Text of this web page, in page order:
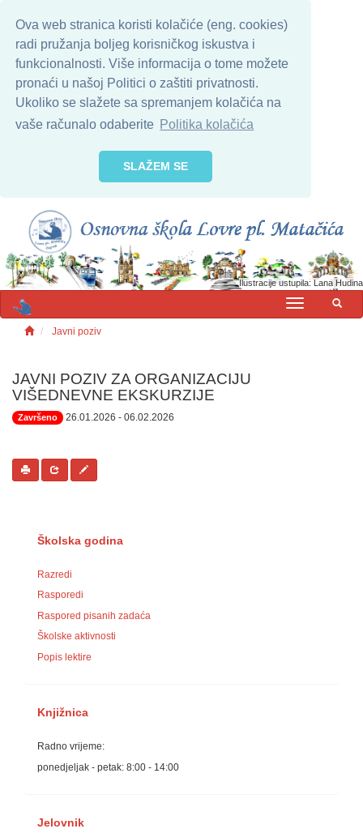
Ova web stranica koristi kolačiće (eng. cookies)
radi pružanja boljeg korisničkog iskustva i
funkcionalnosti. Više informacija o tome možete
pronaći u našoj Politici o zaštiti privatnosti.
Ukoliko se slažete sa spremanjem kolačića na
vaše računalo odaberite Politika kolačića
SLAŽEM SE
Ilustracije ustupila: Lana Hudina
MENU
Javni poziv
JAVNI POZIV ZA ORGANIZACIJU
VIŠEDNEVNE EKSKURZIJE
Završeno 26.01.2026 - 06.02.2026
Školska godina
Razredi
Rasporedi
Raspored pisanih zadaća
Školske aktivnosti
Popis lektire
Knjižnica
Radno vrijeme:
ponedjeljak - petak: 8:00 - 14:00
Jelovnik